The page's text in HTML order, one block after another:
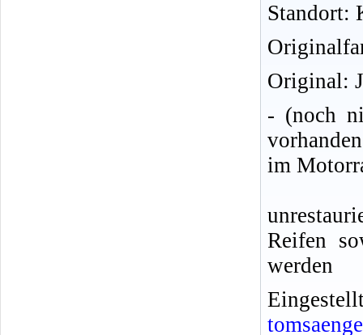
Standort:
Original:
- (noch
im
Reifen
werden